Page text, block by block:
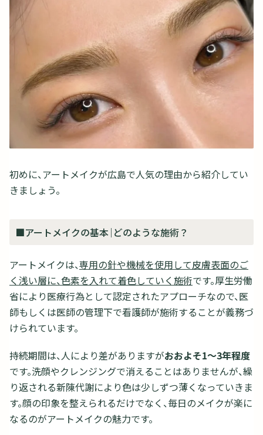
初めに、アートメイクが広島で人気の理由から紹介してい
きましょう。
■アートメイクの基本｜どのような施術？
アートメイクは、専用の針や機械を使用して皮膚表面のご
く浅い層に、色素を入れて着色していく施術です。厚生労働
省により医療行為として認定されたアプローチなので、医
師もしくは医師の管理下で看護師が施術することが義務づ
けられています。
持続期間は、人により差がありますがおおよそ1～3年程度
です。洗顔やクレンジングで消えることはありませんが、繰
り返される新陳代謝により色は少しずつ薄くなっていきま
す。顔の印象を整えられるだけでなく、毎日のメイクが楽に
なるのがアートメイクの魅力です。